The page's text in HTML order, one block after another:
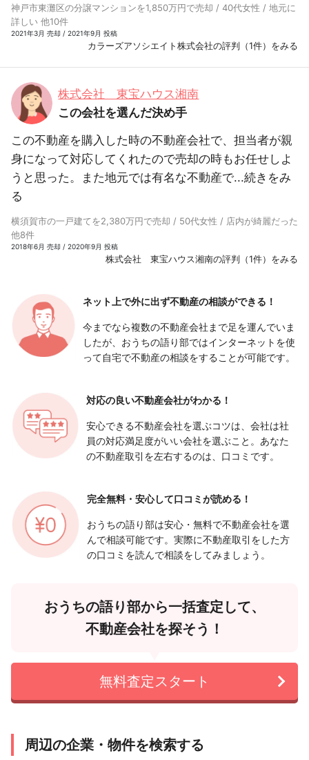
神戸市東灘区の分譲マンションを1,850万円で売却 / 40代女性 / 地元に
詳しい 他10件
2021年3月 売却 / 2021年9月 投稿
カラーズアソシエイト株式会社の評判（1件）をみる
株式会社 東宝ハウス湘南
この会社を選んだ決め手
この不動産を購入した時の不動産会社で、担当者が親
身になって対応してくれたので売却の時もお任せしよ
うと思った。また地元では有名な不動産で...続きをみ
る
横須賀市の一戸建てを2,380万円で売却 / 50代女性 / 店内が綺麗だった
他8件
2018年6月 売却 / 2020年9月 投稿
株式会社 東宝ハウス湘南の評判（1件）をみる
ネット上で外に出ず不動産の相談ができる！
今までなら複数の不動産会社まで足を運んでいま
したが、おうちの語り部ではインターネットを使
って自宅で不動産の相談をすることが可能です。
対応の良い不動産会社がわかる！
安心できる不動産会社を選ぶコツは、会社は社
員の対応満足度がいい会社を選ぶこと。あなた
の不動産取引を左右するのは、口コミです。
完全無料・安心して口コミが読める！
おうちの語り部は安心・無料で不動産会社を選
んで相談可能です。実際に不動産取引をした方
の口コミを読んで相談をしてみましょう。
おうちの語り部から一括査定して、
不動産会社を探そう！
無料査定スタート
周辺の企業・物件を検索する